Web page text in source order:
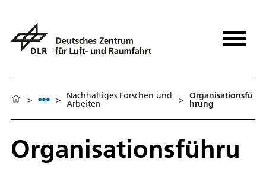
> > Nachhaltiges Forschen und
Arbeiten > Organisationsfü
hrung
Organisationsführu